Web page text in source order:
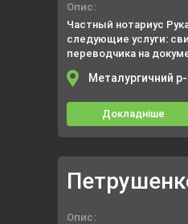
Опис:
Частный нотариус
следующие услуги:
переводчика на
надписей,
пр.
Металургичний
Докладніше
Опис: